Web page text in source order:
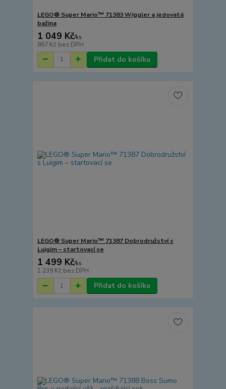
LEGO® Super Mario™ 71383 Wiggler a jedovatá
bažina
1 049 Kč/ks
867 Kč bez DPH
Přidat do košíku
LEGO® Super Mario™ 71387 Dobrodružství s
Luigim – startovací se
1 499 Kč/ks
1 239 Kč bez DPH
Přidat do košíku